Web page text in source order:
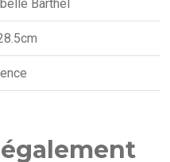
Barthel